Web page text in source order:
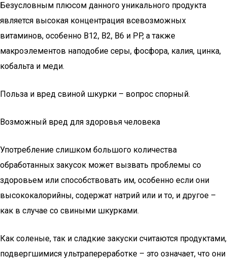
Безусловным плюсом данного уникального продукта
является высокая концентрация всевозможных
витаминов, особенно B12, В2, В6 и PP, а также
макроэлементов наподобие серы, фосфора, калия, цинка,
кобальта и меди.
Польза и вред свиной шкурки – вопрос спорный.
Возможный вред для здоровья человека
Употребление слишком большого количества
обработанных закусок может вызвать проблемы со
здоровьем или способствовать им, особенно если они
высококалорийны, содержат натрий или и то, и другое –
как в случае со свиными шкурками.
Как соленые, так и сладкие закуски считаются продуктами,
подвергшимися ультрапереработке – это означает, что они